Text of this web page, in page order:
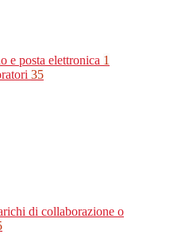
e posta elettronica 1
35
di collaborazione o